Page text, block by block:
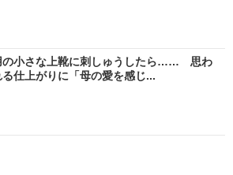
の小さな上靴に刺しゅうしたら…… 思わ
仕上がりに「母の愛を感じ...